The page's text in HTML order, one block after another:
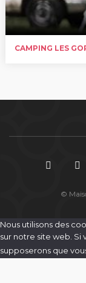
CAMPING LES
©
Nous utilisons des
sur notre site web. Si
supposerons que